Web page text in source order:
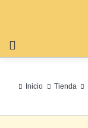
Inicio Tienda